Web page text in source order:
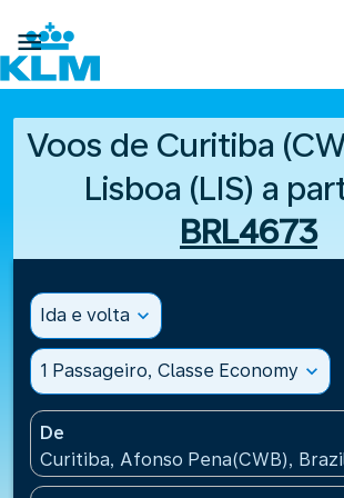

Voos de Curitiba
Lisboa (LIS) a
BRL4673
Ida e volta expand_more
1 Passageiro, Classe Economy expand_more
De
Curitiba, Afonso Pena(CWB),